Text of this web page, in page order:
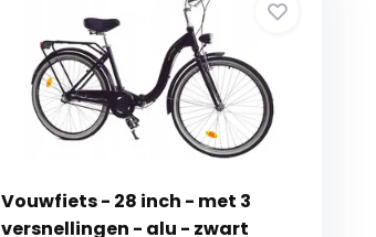
Vouwfiets - 28 inch - met 3
versnellingen - alu - zwart